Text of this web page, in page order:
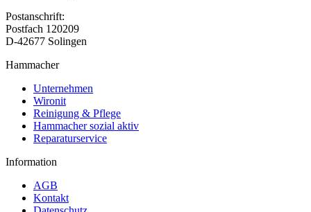
Postanschrift:
Postfach 120209
D-42677 Solingen
Hammacher
Unternehmen
Wironit
Reinigung & Pflege
Hammacher sozial aktiv
Reparaturservice
Information
AGB
Kontakt